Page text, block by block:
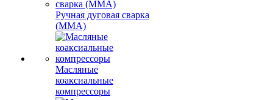
Ручная дуговая сварка
(MMA)
Масляные
коаксиальные
компрессоры